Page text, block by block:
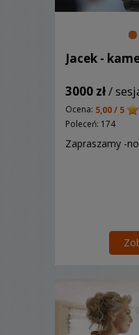
Jacek -
3000 zł/
Ocena: 5,00 / 5
Poleceń: 174
Zapraszamy -